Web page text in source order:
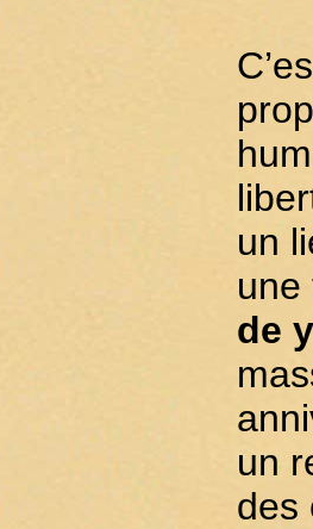
un
de
un
des